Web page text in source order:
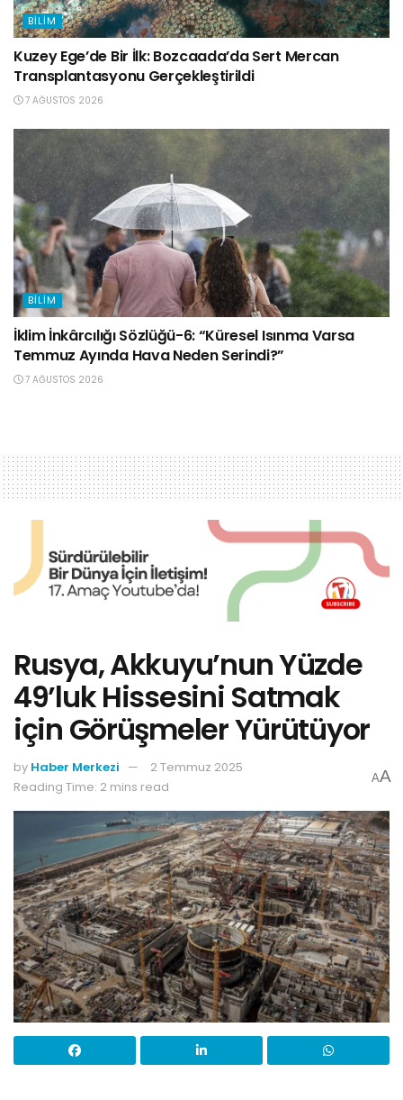
BILIM
Kuzey Ege’de Bir İlk: Bozcaada’da Sert Mercan
Transplantasyonu Gerçekleştirildi
7 AĞUSTOS 2026
BILIM
İklim İnkârcılığı Sözlüğü-6: “Küresel Isınma Varsa
Temmuz Ayında Hava Neden Serindi?”
7 AĞUSTOS 2026
Rusya, Akkuyu’nun Yüzde
49’luk Hissesini Satmak
için Görüşmeler Yürütüyor
by Haber Merkezi
2 Temmuz 2025
Reading Time: 2 mins read
AA